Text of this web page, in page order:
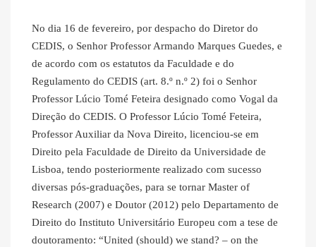
No dia 16 de fevereiro, por despacho do Diretor do
CEDIS, o Senhor Professor Armando Marques Guedes, e
de acordo com os estatutos da Faculdade e do
Regulamento do CEDIS (art. 8.º n.º 2) foi o Senhor
Professor Lúcio Tomé Feteira designado como Vogal da
Direção do CEDIS. O Professor Lúcio Tomé Feteira,
Professor Auxiliar da Nova Direito, licenciou-se em
Direito pela Faculdade de Direito da Universidade de
Lisboa, tendo posteriormente realizado com sucesso
diversas pós-graduações, para se tornar Master of
Research (2007) e Doutor (2012) pelo Departamento de
Direito do Instituto Universitário Europeu com a tese de
doutoramento: “United (should) we stand? – on the